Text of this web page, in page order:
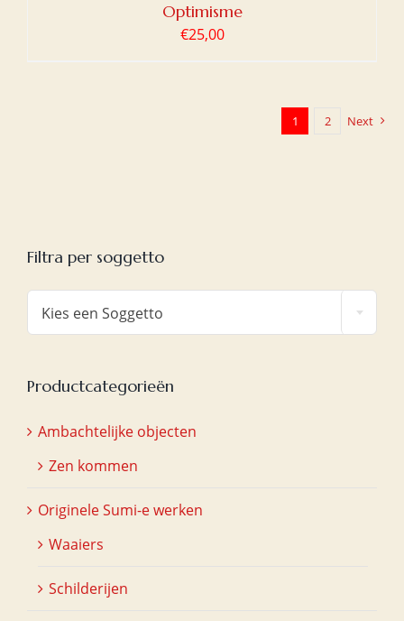
Optimisme
€25,00
1 2 Next
Filtra per soggetto
Kies een Soggetto
Productcategorieën
Ambachtelijke objecten
Zen kommen
Originele Sumi-e werken
Waaiers
Schilderijen